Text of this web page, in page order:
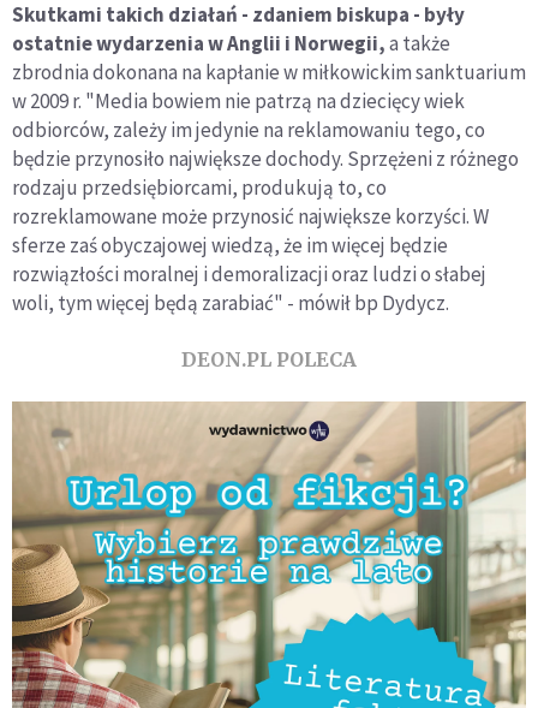
Skutkami takich działań - zdaniem biskupa - były
ostatnie wydarzenia w Anglii i Norwegii,a także
zbrodnia dokonana na kapłanie w miłkowickim sanktuarium
w 2009 r. "Media bowiem nie patrzą na dziecięcy wiek
odbiorców, zależy im jedynie na reklamowaniu tego, co
będzie przynosiło największe dochody. Sprzężeni z różnego
rodzaju przedsiębiorcami, produkują to, co
rozreklamowane może przynosić największe korzyści. W
sferze zaś obyczajowej wiedzą, że im więcej będzie
rozwiązłości moralnej i demoralizacji oraz ludzi o słabej
woli, tym więcej będą zarabiać" - mówił bp Dydycz.
DEON.PL POLECA